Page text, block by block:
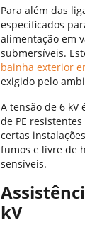
Para além das
especificados
alimentação em
submersíveis.
bainha exterior
exigido pelo
A tensão de 6
de PE
certas
fumos e livre de
sensíveis.
kV